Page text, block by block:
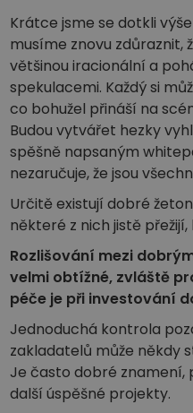
Krátce jsme se dotkli
musíme znovu zdůraznit,
většinou iracionální a
spekulacemi. Každý si
co bohužel přináší na
Budou vytvářet hezky
spěšně napsaným
nezaručuje, že jsou
Určitě existují dobré
některé z nich jistě
Rozlišování mezi
velmi obtížné, zvláště
péče je při investování
Jednoduchá kontrola
zakladatelů může někdy
Je často dobré znamení,
další úspěšné projekty.